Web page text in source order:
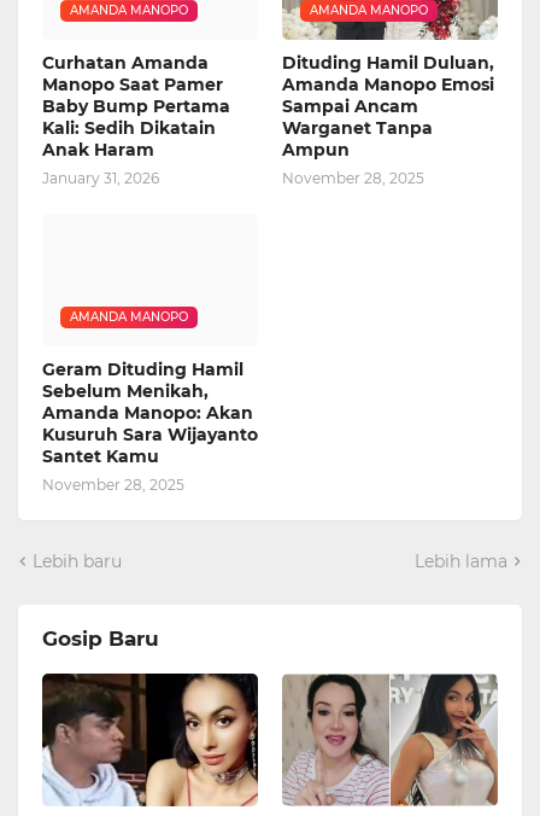
AMANDA MANOPO
Curhatan Amanda
Manopo Saat Pamer
Baby Bump Pertama
Kali: Sedih Dikatain
Anak Haram
January 31, 2026
AMANDA MANOPO
Dituding Hamil Duluan,
Amanda Manopo Emosi
Sampai Ancam
Warganet Tanpa
Ampun
November 28, 2025
AMANDA MANOPO
Geram Dituding Hamil
Sebelum Menikah,
Amanda Manopo: Akan
Kusuruh Sara Wijayanto
Santet Kamu
November 28, 2025
Lebih baru Lebih lama
Gosip Baru